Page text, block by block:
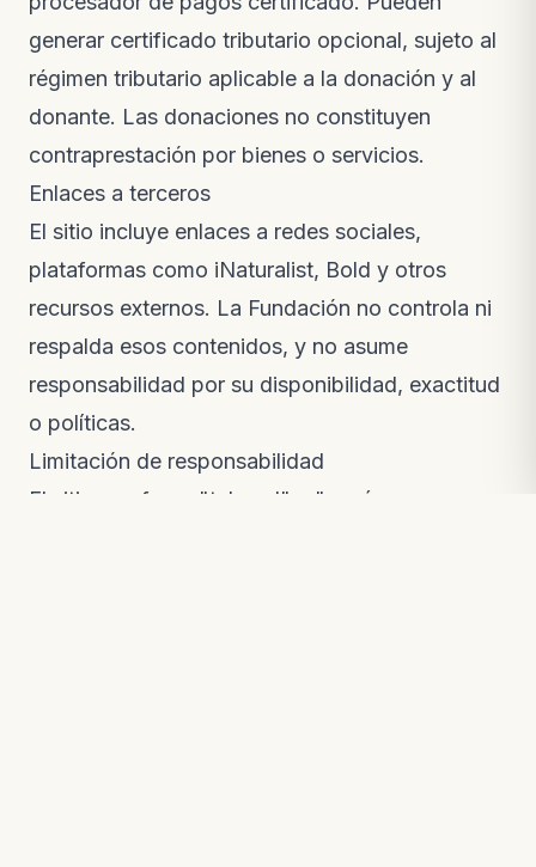
generar certificado tributario opcional, sujeto al
régimen tributario aplicable a la donación y al
donante. Las donaciones no constituyen
contraprestación por bienes o servicios.
Enlaces a terceros
El sitio incluye enlaces a redes sociales,
plataformas como iNaturalist, Bold y otros
recursos externos. La Fundación no controla ni
respalda esos contenidos, y no asume
responsabilidad por su disponibilidad, exactitud
o políticas.
Limitación de responsabilidad
El sitio se ofrece "tal cual" y "según